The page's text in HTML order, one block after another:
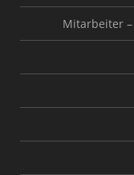
Mitarbeiter –